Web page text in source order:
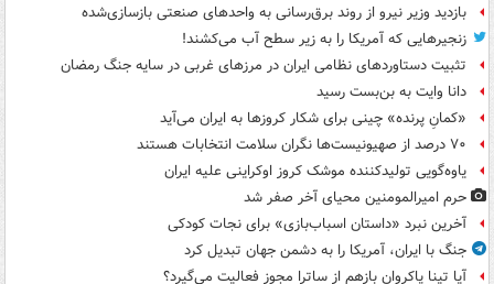
بازدید وزیر نیرو از روند برق‌رسانی به واحدهای صنعتی بازسازی‌شده
زنجیرهایی که آمریکا را به زیر سطح آب می‌کشند!
تثبیت دستاوردهای نظامی ایران در مرزهای غربی در سایه جنگ رمضان
دانا وایت به بن‌بست رسید
«کمانِ پرنده» چینی برای شکار کروزها به ایران می‌آید
۷۰ درصد از صهیونیست‌ها نگران سلامت انتخابات هستند
یاوه‌گویی تولیدکننده موشک کروز اوکراینی علیه ایران
حرم امیرالمومنین محیای آخر صفر شد
آخرین نبرد «داستان اسباب‌بازی» برای نجات کودکی
جنگ با ایران، آمریکا را به دشمن جهان تبدیل کرد
آیا تینا پاکروان بازهم از ساترا مجوز فعالیت می‌گیرد؟